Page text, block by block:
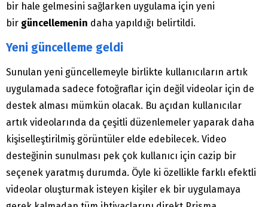
bir hale gelmesini sağlarken uygulama için yeni
bir güncellemenin daha yapıldığı belirtildi.
Yeni güncelleme geldi
Sunulan yeni güncellemeyle birlikte kullanıcıların artık
uygulamada sadece fotoğraflar için değil videolar için de
destek alması mümkün olacak. Bu açıdan kullanıcılar
artık videolarında da çeşitli düzenlemeler yaparak daha
kişiselleştirilmiş görüntüler elde edebilecek. Video
desteğinin sunulması pek çok kullanıcı için cazip bir
seçenek yaratmış durumda. Öyle ki özellikle farklı efektli
videolar oluşturmak isteyen kişiler ek bir uygulamaya